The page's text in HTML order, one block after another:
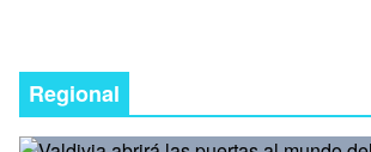
Regional